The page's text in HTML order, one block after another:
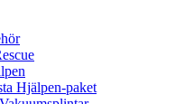
Hjälpen-paket